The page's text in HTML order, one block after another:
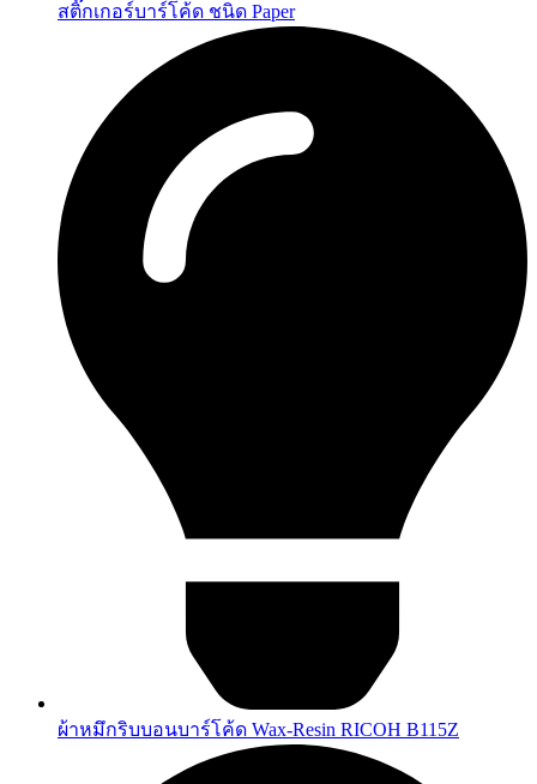
สติ๊กเกอร์บาร์โค้ด ชนิด Paper
ผ้าหมึกริบบอนบาร์โค้ด Wax-Resin RICOH B115Z